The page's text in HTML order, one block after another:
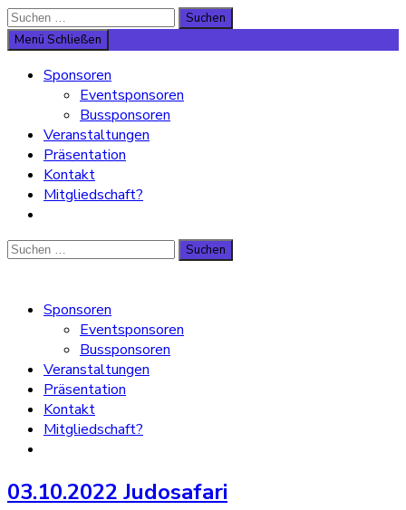
Suche
nach:
Suchen
Menü Schließen
Sponsoren
Eventsponsoren
Bussponsoren
Veranstaltungen
Präsentation
Kontakt
Mitgliedschaft?
Suche
Suchen
Sponsoren
Eventsponsoren
Bussponsoren
Veranstaltungen
Präsentation
Kontakt
Mitgliedschaft?
03.10.2022 Judosafari